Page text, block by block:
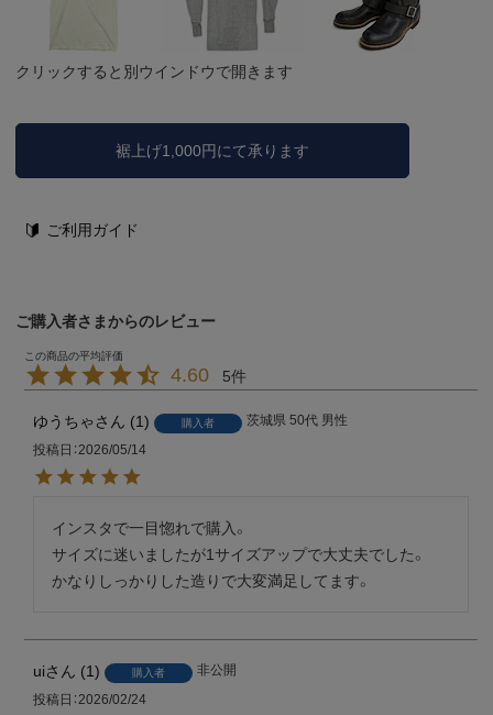
クリックすると別ウインドウで開きます
裾上げ1,000円にて承ります
ご利用ガイド
ご購入者さまからのレビュー
4.60 5
ゆうちゃ 1 購入者 茨城県 50代 男性
投稿日 2026/05/14
インスタで一目惚れで購入。
サイズに迷いましたが1サイズアップで大丈夫でした。
かなりしっかりした造りで大変満足してます。
ui 1 購入者
非公開
投稿日 2026/02/24